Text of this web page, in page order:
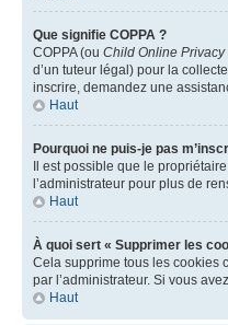
Que signifie COPPA ?
COPPA (ou Child Online
d’un tuteur légal) pour la
inscrire, demandez une
Haut
Pourquoi ne puis-je pas
Il est possible que le
l’administrateur pour plus de
Haut
À quoi sert « Supprimer les
Cela supprime tous les cookies
par l’administrateur. Si vous
Haut